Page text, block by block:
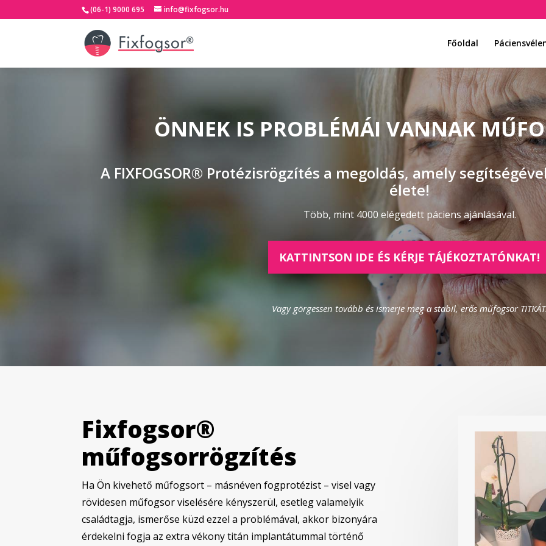
(06-1) 9000 695 info@fixfogsor.hu
Főoldal
ÖNNEK IS PROBLÉMÁI VANNAK
A FIXFOGSOR® Protézisrögzítés a megoldás, amely
élete!
Több, mint 4000 elégedett páciens ajánlásával.
KATTINTSON IDE ÉS KÉRJE TÁJÉKOZTATÓNKAT!
Vagy görgessen tovább és ismerje meg a stabil, erős műfogsor
Fixfogsor®
műfogsorrögzítés
Ha Ön kivehető műfogsort – másnéven fogprotézist – visel vagy
rövidesen műfogsor viselésére kényszerül, esetleg valamelyik
családtagja, ismerőse küzd ezzel a problémával, akkor bizonyára
érdekelni fogja az extra vékony titán implantátummal történő